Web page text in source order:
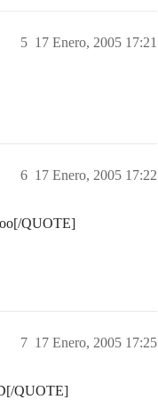
17 Enero, 2005 17:21
5
17 Enero, 2005 17:22
6
QUOTE]
17 Enero, 2005 17:25
7
QUOTE]